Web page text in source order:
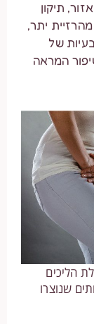
תיקון
יתר,
של
המראה
הליכים
שנוצרו